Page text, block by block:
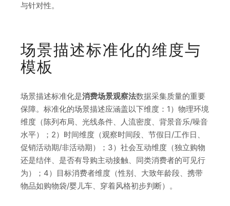
与针对性。
场景描述标准化的维度与
模板
场景描述标准化是消费场景观察法数据采集质量的重要
保障。标准化的场景描述应涵盖以下维度：1）物理环境
维度（陈列布局、光线条件、人流密度、背景音乐/噪音
水平）；2）时间维度（观察时间段、节假日/工作日、
促销活动期/非活动期）；3）社会互动维度（独立购物
还是结伴、是否有导购主动接触、同类消费者的可见行
为）；4）目标消费者维度（性别、大致年龄段、携带
物品如购物袋/婴儿车、穿着风格初步判断）。